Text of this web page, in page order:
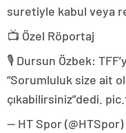
suretiyle kabul veya
📺 Özel Röportaj
🎙️ Dursun Özbek:
“Sorumluluk size ait
çıkabilirsiniz”dedi.
— HT Spor